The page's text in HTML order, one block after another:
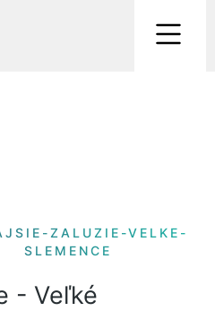
ZALUZIE-VELKE-
SLEMENCE
- Veľké